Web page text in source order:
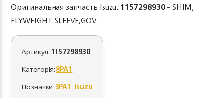
Оригинальная запчасть Isuzu: 1157298930– SHIM;
FLYWEIGHT SLEEVE,GOV
Артикул:1157298930
Категорія:8PA1
Позначки:8PA1,Isuzu